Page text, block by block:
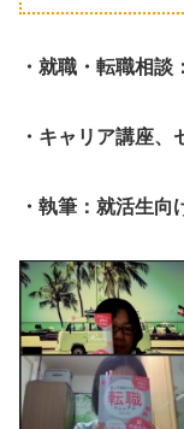
・就職・転職相談
・キャリア講座
・執筆：就活生